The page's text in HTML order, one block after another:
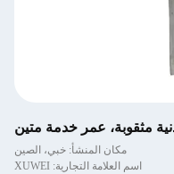
مثقوبة، عمر خدمة متين
مكان المنشأ: خبي، الصين
اسم العلامة التجارية: XUWEI